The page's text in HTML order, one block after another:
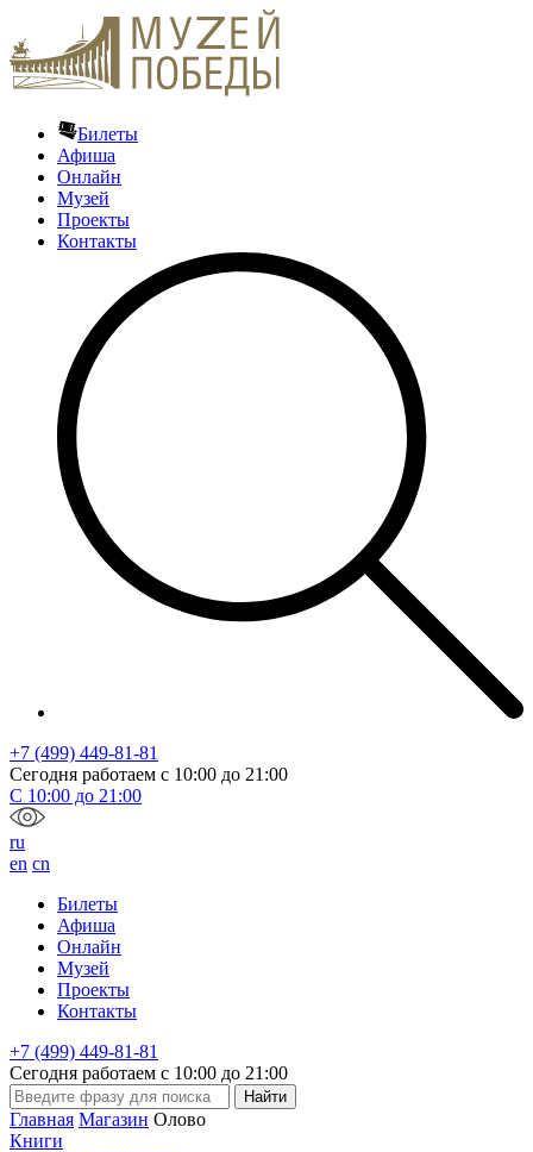
Билеты
Афиша
Онлайн
Музей
Проекты
Контакты
+7 (499) 449-81-81
Сегодня работаем с 10:00 до 21:00
С 10:00 до 21:00
ru
en cn
Билеты
Афиша
Онлайн
Музей
Проекты
Контакты
+7 (499) 449-81-81
Сегодня работаем с 10:00 до 21:00
Главная Магазин Олово
Книги